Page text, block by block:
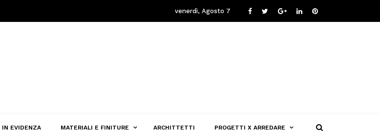
venerdì, Agosto 7
IN EVIDENZA MATERIALI E FINITURE ARCHITTETTI PROGETTI X ARREDARE